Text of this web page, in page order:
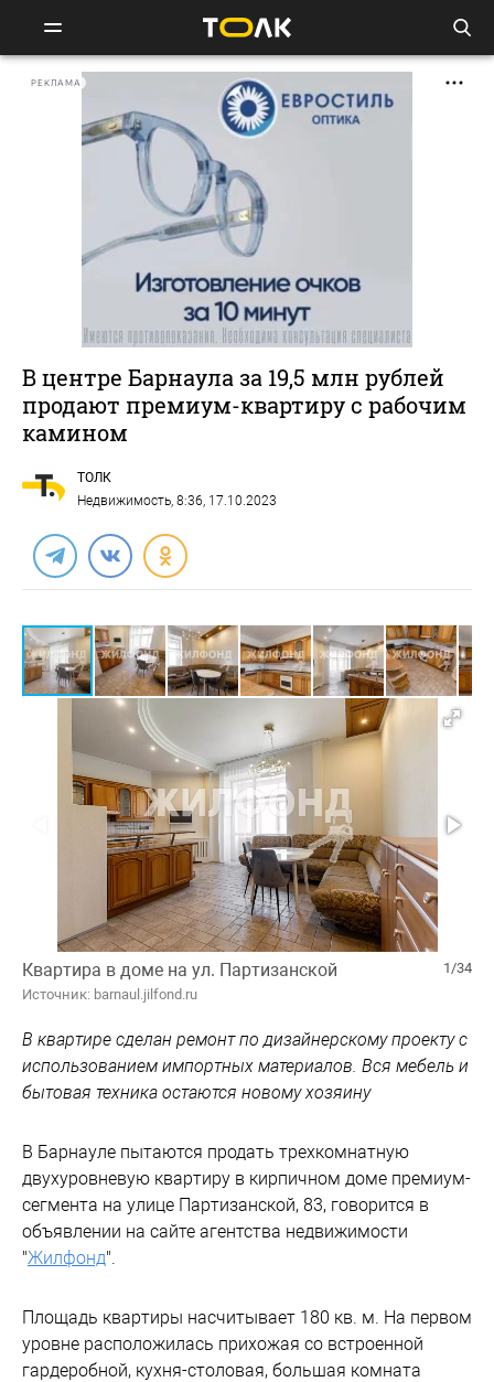
РЕКЛАМА
В центре Барнаула за 19,5 млн рублей
продают премиум-квартиру с рабочим
камином
ТОЛК
Недвижимость, 8:36, 17.10.2023
1/34
Квартира в доме на ул. Партизанской
Источник: barnaul.jilfond.ru
В квартире сделан ремонт по дизайнерскому проекту с
использованием импортных материалов. Вся мебель и
бытовая техника остаются новому хозяину
В Барнауле пытаются продать трехкомнатную
двухуровневую квартиру в кирпичном доме премиум-
сегмента на улице Партизанской, 83, говорится в
объявлении на сайте агентства недвижимости
"Жилфонд".
Площадь квартиры насчитывает 180 кв. м. На первом
уровне расположилась прихожая со встроенной
гардеробной, кухня-столовая, большая комната